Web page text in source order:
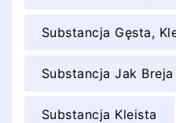
Substancja Gęsta,
Substancja Jak Breja
Substancja Kleista